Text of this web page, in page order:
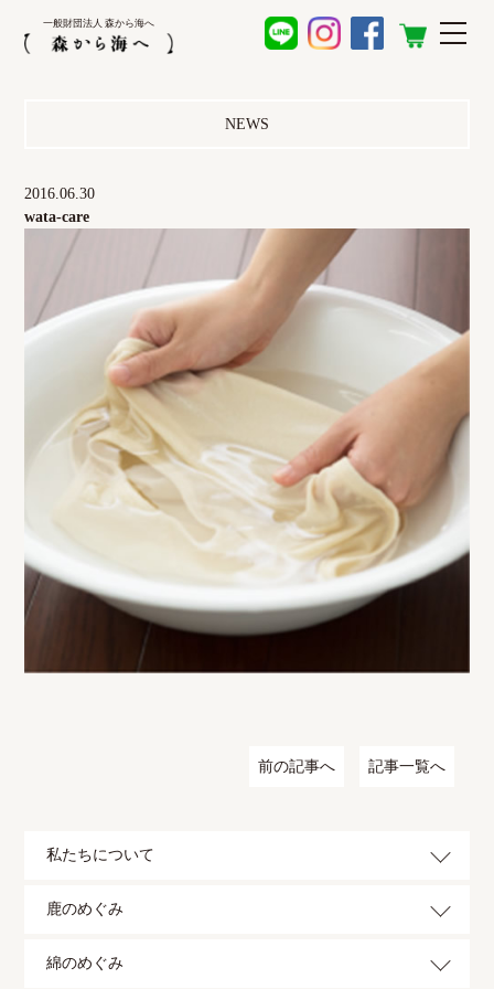
一般財団法人 森から海へ
NEWS
2016.06.30
wata-care
前の記事へ 記事一覧へ
私たちについて
鹿のめぐみ
綿のめぐみ